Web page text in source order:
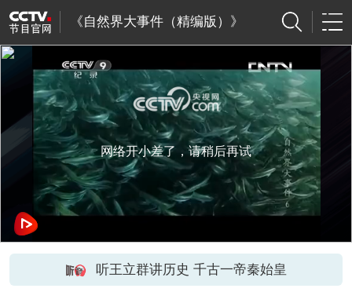
《自然界大事件（精编版）》
网络开小差了，请稍后再试
听王立群讲历史 千古一帝秦始皇